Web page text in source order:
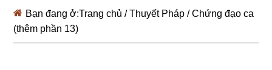
Bạn đang ở:Trang chủ / Thuyết Pháp /Chứng đạo ca
(thêm phần 13)